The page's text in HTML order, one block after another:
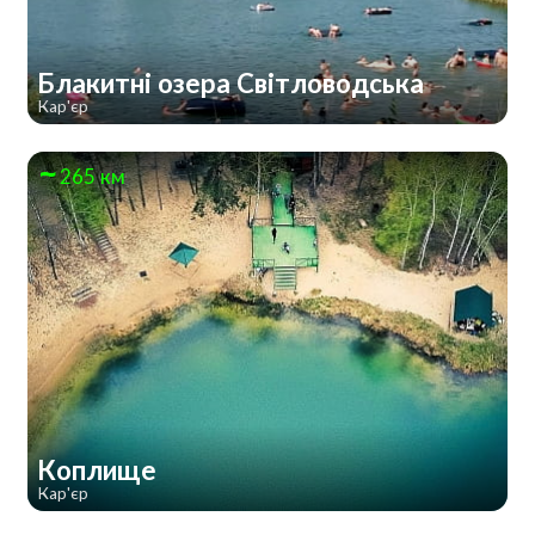
Блакитні озера Світловодська
Кар'єр
265 км
Коплище
Кар'єр